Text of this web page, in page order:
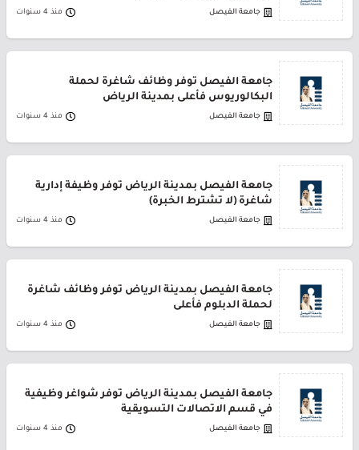
جامعة الفيصل منذ 4 سنوات
جامعة الفيصل توفر وظائف شاغرة لحملة
البكالوريوس فأعلى بمدينة الرياض
جامعة الفيصل منذ 4 سنوات
جامعة الفيصل بمدينة الرياض توفر وظيفة إدارية
شاغرة (لا تشترط الخبرة)
جامعة الفيصل منذ 4 سنوات
جامعة الفيصل بمدينة الرياض توفر وظائف شاغرة
لحملة الدبلوم فأعلى
جامعة الفيصل منذ 4 سنوات
جامعة الفيصل بمدينة الرياض توفر شواغر وظيفية
في قسم الاتصالات التسويقية
جامعة الفيصل منذ 4 سنوات